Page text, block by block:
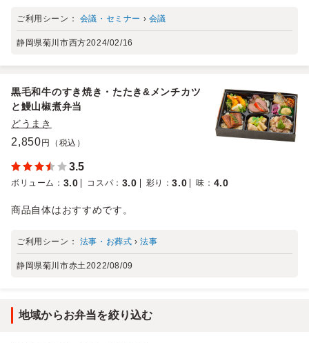
ご利用シーン： 会議・セミナー › 会議
静岡県菊川市西方2024/02/16
黒毛和牛のすき焼き・たたき&メンチカツ
と鰻山椒煮弁当
どうまき
2,850円（税込）
3.5
ボリューム ： 3.0 コスパ ： 3.0 彩り ：3.0 味 ： 4.0
商品自体はおすすめです。
ご利用シーン： 法事・お葬式 ›法事
静岡県菊川市赤土2022/08/09
地域からお弁当を絞り込む